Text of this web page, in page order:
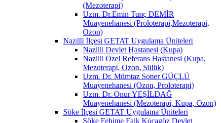
(Mezoterapi)
Uzm. Dr.Emin Tunç DEMİR
Muayenehanesi (Proloterapi,Mezoterapi,
Ozon)
Nazilli İlçesi GETAT Uygulama Üniteleri
Nazilli Devlet Hastanesi (Kupa)
Nazilli Özel Referans Hastanesi (Kupa,
Mezoterapi, Ozon, Sülük)
Uzm. Dr. Mümtaz Soner GÜÇLÜ
Muayenehanesi (Ozon, Proloterapi)
Uzm. Dr. Onur YEŞİLDAĞ
Muayenehanesi (Mezoterapi, Kupa, Ozon)
Söke İlçesi GETAT Uygulama Üniteleri
Söke Fehime Faik Kocagöz Devlet